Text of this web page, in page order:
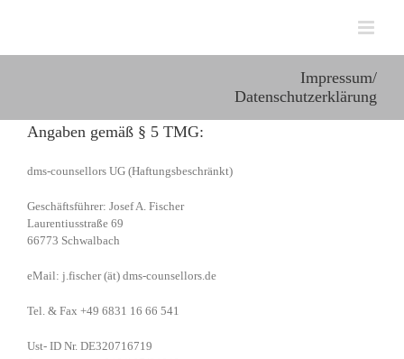
Impressum/
Datenschutzerklärung
Angaben gemäß § 5 TMG:
dms-counsellors UG (Haftungsbeschränkt)
Geschäftsführer: Josef A. Fischer
Laurentiusstraße 69
66773 Schwalbach
eMail: j.fischer (ät) dms-counsellors.de
Tel. & Fax +49 6831 16 66 541
Ust- ID Nr. DE320716719